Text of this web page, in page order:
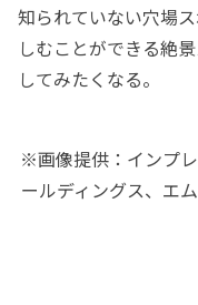
知られていない穴場
しむことができる絶
してみたくなる。
※画像提供：インプ
ールディングス、エ